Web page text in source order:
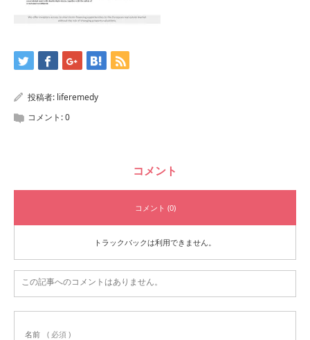
投稿者: liferemedy
コメント:0
コメント
コメント (0)
トラックバックは利用できません。
この記事へのコメントはありません。
名前 ( 必須 )